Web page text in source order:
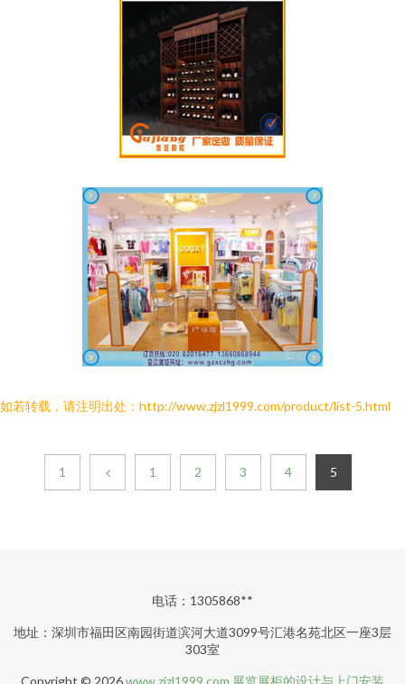
如若转载，请注明出处：http://www.zjzl1999.com/product/list-5.html
1 1 2 3 4 5
电话：1305868**
地址：深圳市福田区南园街道滨河大道3099号汇港名苑北区一座3层
303室
Copyright © 2026www.zjzl1999.com 展览展柜的设计与上门安装